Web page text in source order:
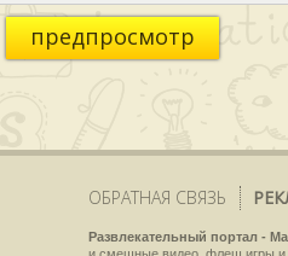
предпросмотр
ОБРАТНАЯ СВЯЗЬ
Развлекательный портал -
и смешные видео, флеш игры и